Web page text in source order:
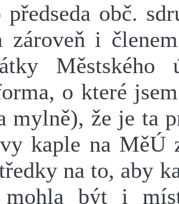
předseda obč.
zároveň i
o které
mylně), že je ta
kaple na
na to, aby
mohla být i